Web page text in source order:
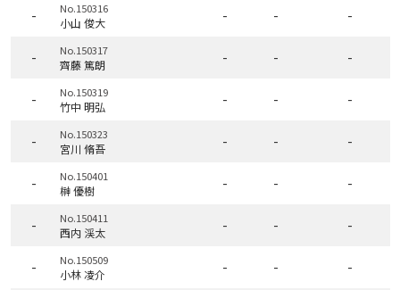
- No.150316
小山 俊大 - - -
- No.150317
齊藤 篤朗 - - -
- No.150319
竹中 明弘 - - -
- No.150323
宮川 脩吾 - - -
- No.150401
榊 優樹 - - -
- No.150411
西内 渓太 - - -
- No.150509
小林 凌介 - - -